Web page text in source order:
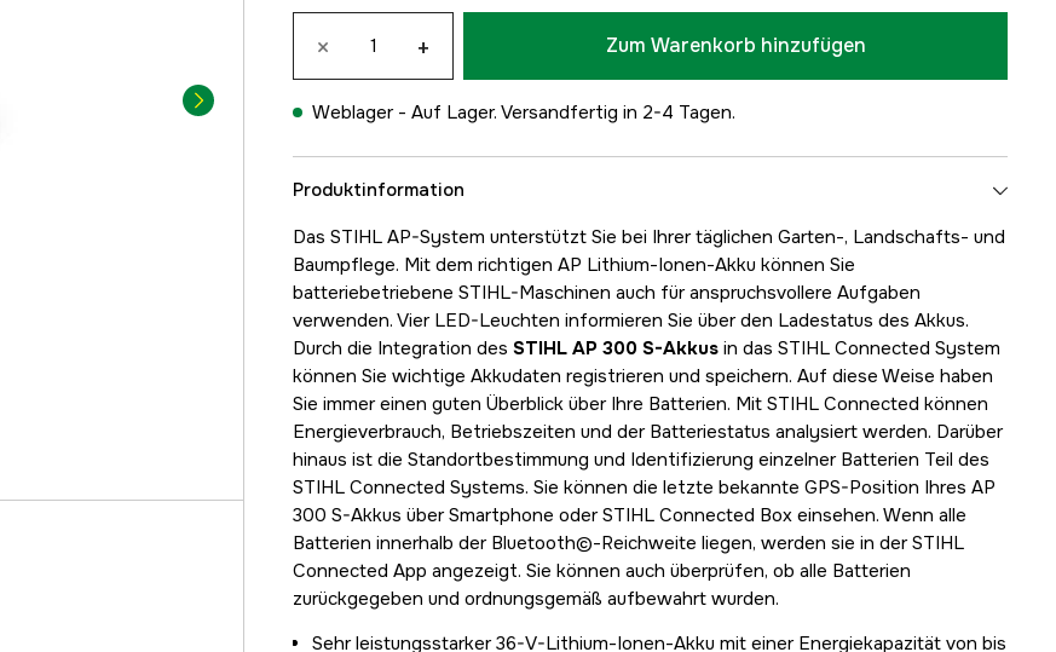
× + Zum Warenkorb hinzufügen
Weblager - Auf Lager. Versandfertig in 2-4 Tagen.
Produktinformation
Das STIHL AP-System unterstützt Sie bei Ihrer täglichen Garten-, Landschafts- und
Baumpflege. Mit dem richtigen AP Lithium-Ionen-Akku können Sie
batteriebetriebene STIHL-Maschinen auch für anspruchsvollere Aufgaben
verwenden. Vier LED-Leuchten informieren Sie über den Ladestatus des Akkus.
Durch die Integration des STIHL AP 300 S-Akkus in das STIHL Connected System
können Sie wichtige Akkudaten registrieren und speichern. Auf diese Weise haben
Sie immer einen guten Überblick über Ihre Batterien. Mit STIHL Connected können
Energieverbrauch, Betriebszeiten und der Batteriestatus analysiert werden. Darüber
hinaus ist die Standortbestimmung und Identifizierung einzelner Batterien Teil des
STIHL Connected Systems. Sie können die letzte bekannte GPS-Position Ihres AP
300 S-Akkus über Smartphone oder STIHL Connected Box einsehen. Wenn alle
Batterien innerhalb der Bluetooth©-Reichweite liegen, werden sie in der STIHL
Connected App angezeigt. Sie können auch überprüfen, ob alle Batterien
zurückgegeben und ordnungsgemäß aufbewahrt wurden.
Sehr leistungsstarker 36-V-Lithium-Ionen-Akku mit einer Energiekapazität von bis